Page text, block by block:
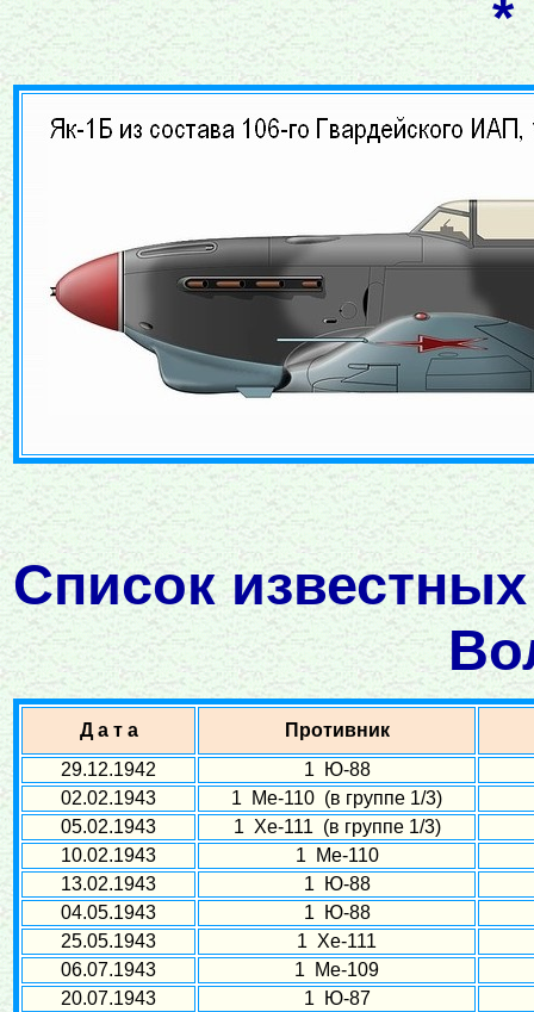
Список
Д а т а
Противник
29.12.1942
1 Ю-88
02.02.1943
1 Ме-110 (в группе 1/3)
05.02.1943
1 Хе-111 (в группе 1/3)
10.02.1943
1 Ме-110
13.02.1943
1 Ю-88
04.05.1943
1 Ю-88
25.05.1943
1 Хе-111
06.07.1943
1 Ме-109
20.07.1943
1 Ю-87